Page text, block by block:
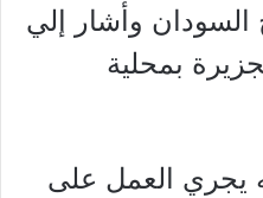
وأشار إلي
بمحلية
يجري العمل على